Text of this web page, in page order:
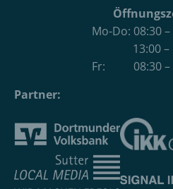
Mo-Do: 08:30
13:00 –
Fr: 08:30 –
Partner: